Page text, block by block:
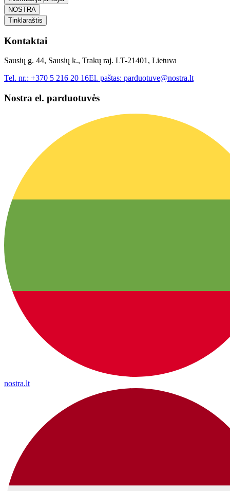
NOSTRA
Tinklaraštis
Kontaktai
Sausių g. 44, Sausių k., Trakų raj. LT-21401, Lietuva
Tel. nr.: +370 5 216 20 16El. paštas: parduotuve@nostra.lt
Nostra el. parduotuvės
nostra.lt